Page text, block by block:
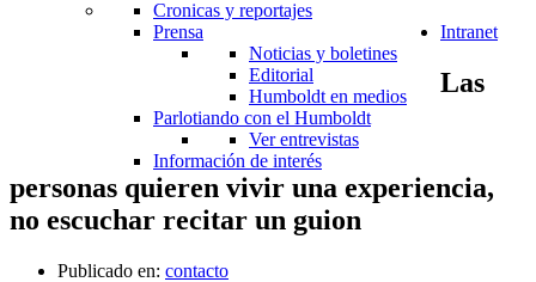
Cronicas y reportajes
Prensa
Noticias y boletines
Editorial
Humboldt en medios
Parlotiando con el Humboldt
Ver entrevistas
Información de interés
Intranet
Las
personas quieren vivir una experiencia,
no escuchar recitar un guion
Publicado en: contacto